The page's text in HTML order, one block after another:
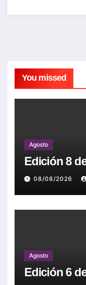
You missed
Agosto
Edición 8
08/08/2026
Agosto
Edición 6